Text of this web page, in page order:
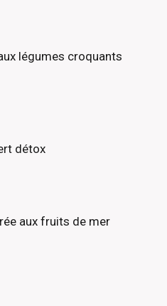
légumes croquants
détox
aux fruits de mer